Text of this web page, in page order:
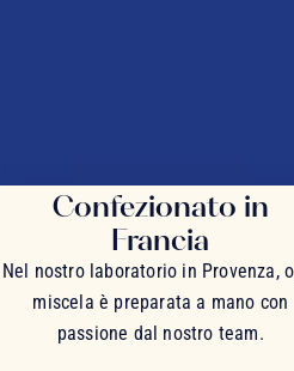
Confezionato in
Francia
Nel nostro laboratorio in Provenza,
miscela è preparata a mano con
passione dal nostro team.